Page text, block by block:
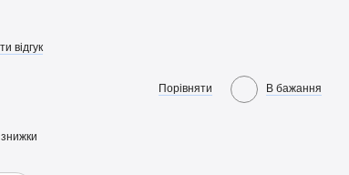
відгук
Порівняти В бажання